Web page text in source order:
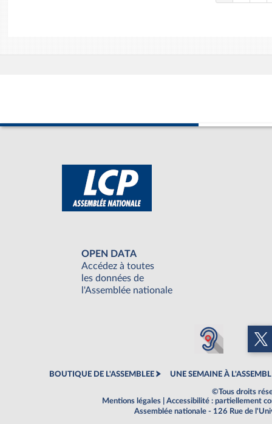
OPEN DATA
Accédez à toutes
les données de
l'Assemblée nationale
BOUTIQUE DE L'ASSEMBLEE UNE SEMAINE À
©Tous droits
Mentions légales
Accessibilité : partiellement
Assemblée nationale - 126 Rue de